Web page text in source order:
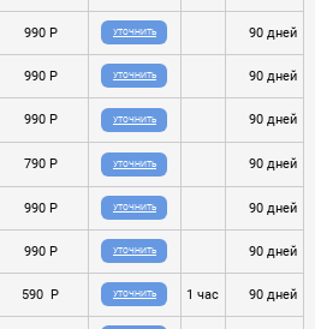
990 P УТОЧНИТЬ 90 дней
990 P УТОЧНИТЬ 90 дней
990 P УТОЧНИТЬ 90 дней
790 P УТОЧНИТЬ 90 дней
990 P УТОЧНИТЬ 90 дней
990 P УТОЧНИТЬ 90 дней
590 P УТОЧНИТЬ 1 час 90 дней